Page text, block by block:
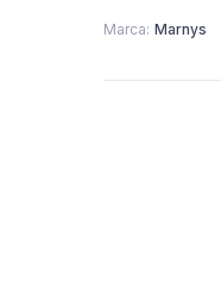
Marca Marnys